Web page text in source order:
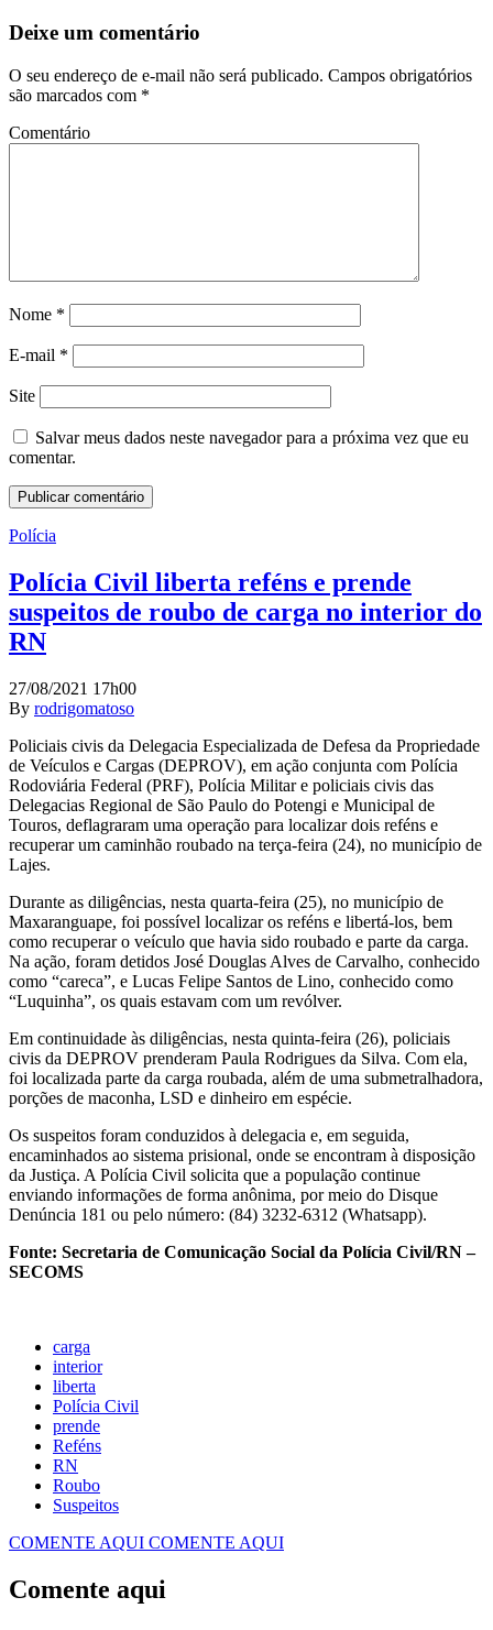
Deixe um comentário
O seu endereço de e-mail não será publicado. Campos obrigatórios
são marcados com *
Comentário
Nome *
E-mail *
Site
Salvar meus dados neste navegador para a próxima vez que eu
comentar.
Polícia
Polícia Civil liberta reféns e prende
suspeitos de roubo de carga no interior do
RN
27/08/2021 17h00
By rodrigomatoso
Policiais civis da Delegacia Especializada de Defesa da Propriedade
de Veículos e Cargas (DEPROV), em ação conjunta com Polícia
Rodoviária Federal (PRF), Polícia Militar e policiais civis das
Delegacias Regional de São Paulo do Potengi e Municipal de
Touros, deflagraram uma operação para localizar dois reféns e
recuperar um caminhão roubado na terça-feira (24), no município de
Lajes.
Durante as diligências, nesta quarta-feira (25), no município de
Maxaranguape, foi possível localizar os reféns e libertá-los, bem
como recuperar o veículo que havia sido roubado e parte da carga.
Na ação, foram detidos José Douglas Alves de Carvalho, conhecido
como “careca”, e Lucas Felipe Santos de Lino, conhecido como
“Luquinha”, os quais estavam com um revólver.
Em continuidade às diligências, nesta quinta-feira (26), policiais
civis da DEPROV prenderam Paula Rodrigues da Silva. Com ela,
foi localizada parte da carga roubada, além de uma submetralhadora,
porções de maconha, LSD e dinheiro em espécie.
Os suspeitos foram conduzidos à delegacia e, em seguida,
encaminhados ao sistema prisional, onde se encontram à disposição
da Justiça. A Polícia Civil solicita que a população continue
enviando informações de forma anônima, por meio do Disque
Denúncia 181 ou pelo número: (84) 3232-6312 (Whatsapp).
Fonte: Secretaria de Comunicação Social da Polícia Civil/RN –
SECOMS
carga
interior
liberta
Polícia Civil
prende
Reféns
RN
Roubo
Suspeitos
COMENTE AQUI COMENTE AQUI
Comente aqui